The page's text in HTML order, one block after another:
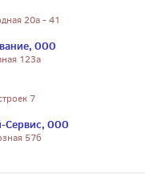
20а - 41
ООО
123а
7
Сервис, ООО
57б